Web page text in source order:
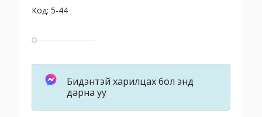
Код: 5-44
Бидэнтэй харилцах бол энд
дарна уу